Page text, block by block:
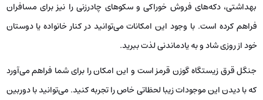
بهداشتی، دکه‌های فروش خوراکی و سکوهای چادرزنی را نیز برای مسافران
فراهم کرده است. با وجود این امکانات می‌توانید در کنار خانواده یا دوستان
خود از روزی شاد و به یادماندنی لذت ببرید.
جنگل قرق زیستگاه گوزن قرمز است و این امکان را برای شما فراهم می‌آورد
که با دیدن این موجودات زیبا لحظاتی خاص را تجربه کنید. می‌توانید با دوربین